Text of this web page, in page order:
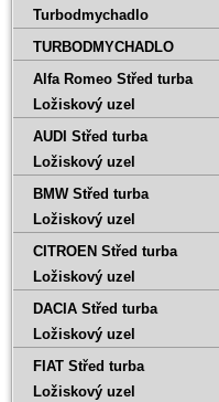
Turbodmychadlo
TURBODMYCHADLO
Alfa Romeo Střed turba
Ložiskový uzel
AUDI Střed turba
Ložiskový uzel
BMW Střed turba
Ložiskový uzel
CITROEN Střed turba
Ložiskový uzel
DACIA Střed turba
Ložiskový uzel
FIAT Střed turba
Ložiskový uzel